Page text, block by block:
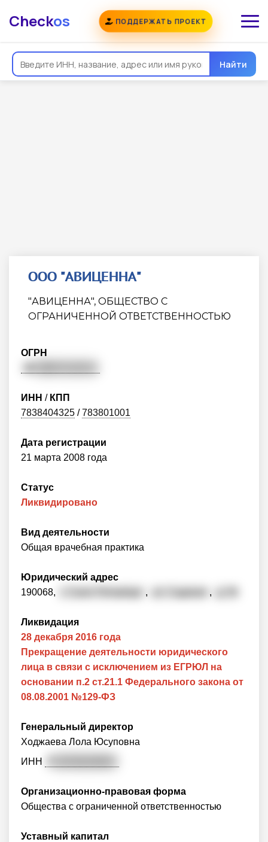
Checkos ПОДДЕРЖАТЬ ПРОЕКТ
Найти
ООО "АВИЦЕННА"
"АВИЦЕННА", ОБЩЕСТВО С
ОГРАНИЧЕННОЙ ОТВЕТСТВЕННОСТЬЮ
ОГРН
ИНН / КПП
7838404325 /783801001
Дата регистрации
21 марта 2008 года
Статус
Ликвидировано
Вид деятельности
Общая врачебная практика
Юридический адрес
190068,
, ,
Ликвидация
28 декабря 2016 года
Прекращение деятельности юридического
лица в связи с исключением из ЕГРЮЛ на
основании п.2 ст.21.1 Федерального закона от
08.08.2001 №129-ФЗ
Генеральный директор
Ходжаева Лола Юсуповна
ИНН
Организационно-правовая форма
Общества с ограниченной ответственностью
Уставный капитал